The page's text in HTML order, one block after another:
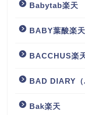
Babytab楽天
BABY葉酸楽天
BACCHUS楽
BAD DIARY（
Bak楽天